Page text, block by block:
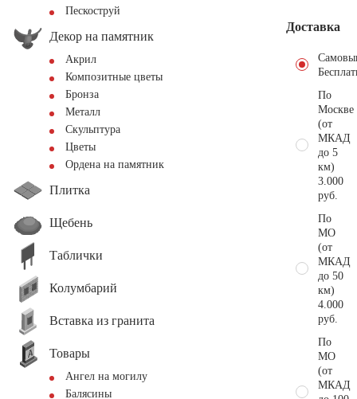
Пескоструй
Декор на памятник
Акрил
Композитные цветы
Бронза
Металл
Скульптура
Цветы
Ордена на памятник
Плитка
Щебень
Таблички
Колумбарий
Вставка из гранита
Товары
Ангел на могилу
Балясины
Доставка
По
Москве
(от
МКАД
до 5
км)
3.000
руб.
По
МО
(от
МКАД
до 50
км)
4.000
руб.
По
МО
(от
МКАД